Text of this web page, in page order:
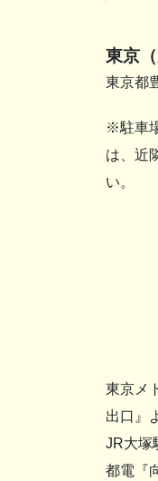
東京
東京都
※駐車
は、近
い。
東京メ
出口』
JR大塚
都電『